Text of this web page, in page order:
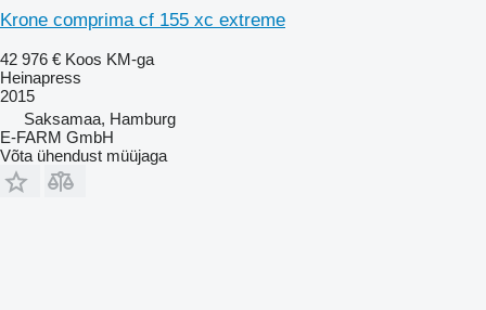
Krone comprima cf 155 xc extreme
42 976 € Koos KM-ga
Heinapress
2015
Saksamaa, Hamburg
E-FARM GmbH
Võta ühendust müüjaga